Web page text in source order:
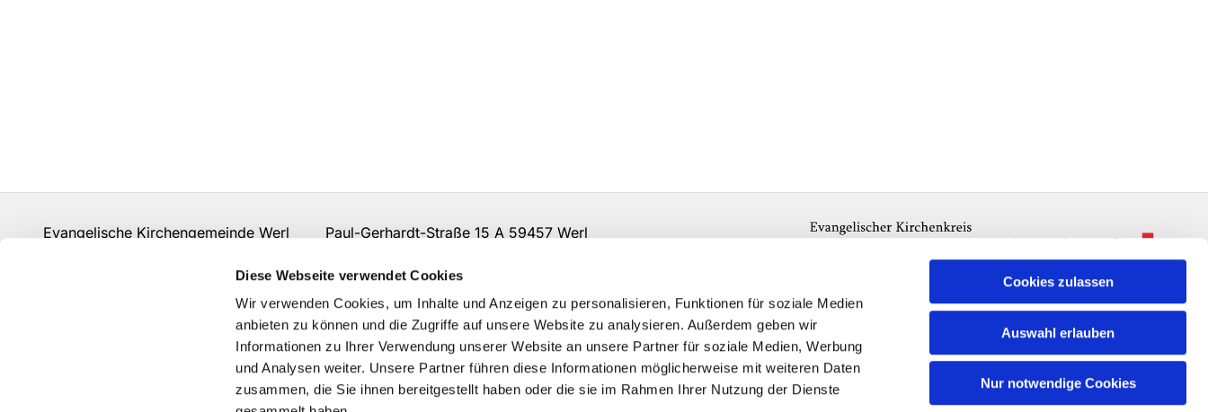
Diese Webseite verwendet Cookies
Wir verwenden Cookies, um Inhalte und Anzeigen zu personalisieren, Funktionen für soziale Medien
anbieten zu können und die Zugriffe auf unsere Website zu analysieren. Außerdem geben wir
Informationen zu Ihrer Verwendung unserer Website an unsere Partner für soziale Medien, Werbung
und Analysen weiter. Unsere Partner führen diese Informationen möglicherweise mit weiteren Daten
zusammen, die Sie ihnen bereitgestellt haben oder die sie im Rahmen Ihrer Nutzung der Dienste
Cookies zulassen
Auswahl erlauben
Nur notwendige Cookies
Evangelische Kirchengemeinde Werl Paul-Gerhardt-Straße 15 A 59457 Werl